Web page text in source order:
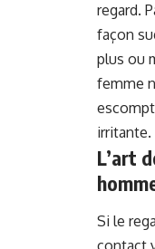
regard.
façon
plus ou
femme
irritante.
L’art
Si le
contact